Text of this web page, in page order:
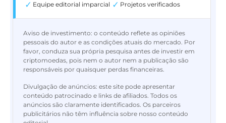
Equipe editorial imparcial
Projetos verificados
Aviso de investimento: o conteúdo reflete as opiniões
pessoais do autor e as condições atuais do mercado. Por
favor, conduza sua própria pesquisa antes de investir em
criptomoedas, pois nem o autor nem a publicação são
responsáveis por quaisquer perdas financeiras.
Divulgação de anúncios: este site pode apresentar
conteúdo patrocinado e links de afiliados. Todos os
anúncios são claramente identificados. Os parceiros
publicitários não têm influência sobre nosso conteúdo